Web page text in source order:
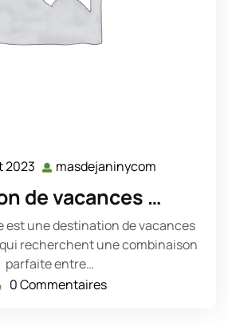
2023 23
2023
masdejaninycom
de vacances …
est une destination de vacances
recherchent une combinaison
parfaite entre…
0 Commentaires